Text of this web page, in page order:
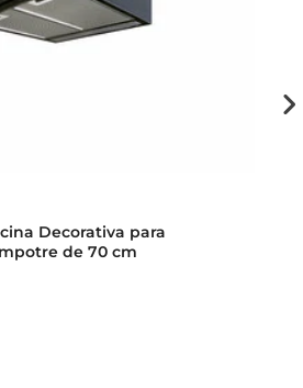
Decorativa para
de 70 cm